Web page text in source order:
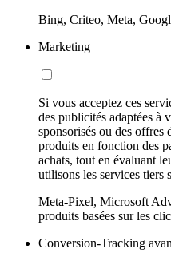
Bing, Criteo, Meta,
Marketing
Si vous acceptez ces
des publicités adaptées à
sponsorisés ou des offres
produits en fonction des
achats, tout en évaluant
utilisons les services tiers
Meta-Pixel, Microsoft
produits basées sur les
Conversion-Tracking